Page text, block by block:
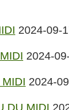
2024-09-
2024-
2024-
DU MIDI